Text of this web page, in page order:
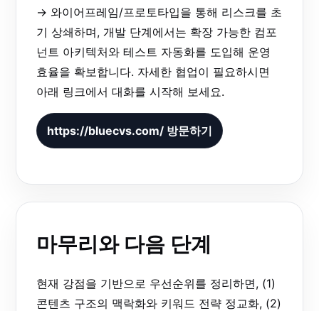
→ 와이어프레임/프로토타입을 통해 리스크를 초
기 상쇄하며, 개발 단계에서는 확장 가능한 컴포
넌트 아키텍처와 테스트 자동화를 도입해 운영
효율을 확보합니다. 자세한 협업이 필요하시면
아래 링크에서 대화를 시작해 보세요.
https://bluecvs.com/ 방문하기
마무리와 다음 단계
현재 강점을 기반으로 우선순위를 정리하면, (1)
콘텐츠 구조의 맥락화와 키워드 전략 정교화, (2)